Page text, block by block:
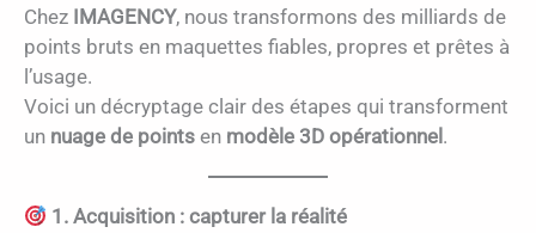
Chez IMAGENCY, nous transformons des milliards de
points bruts en maquettes fiables, propres et prêtes à
l’usage.
Voici un décryptage clair des étapes qui transforment
un nuage de points en modèle 3D opérationnel .
1. Acquisition : capturer la réalité